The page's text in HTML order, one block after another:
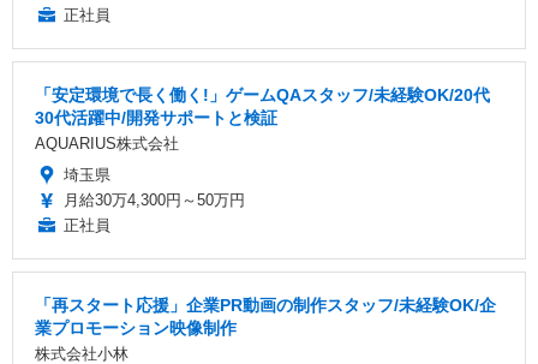
正社員
「安定環境で長く働く!」ゲームQAスタッフ/未経験OK/20代
30代活躍中/開発サポートと検証
AQUARIUS株式会社
埼玉県
月給30万4,300円～50万円
正社員
「再スタート応援」企業PR動画の制作スタッフ/未経験OK/企
業プロモーション映像制作
株式会社小林